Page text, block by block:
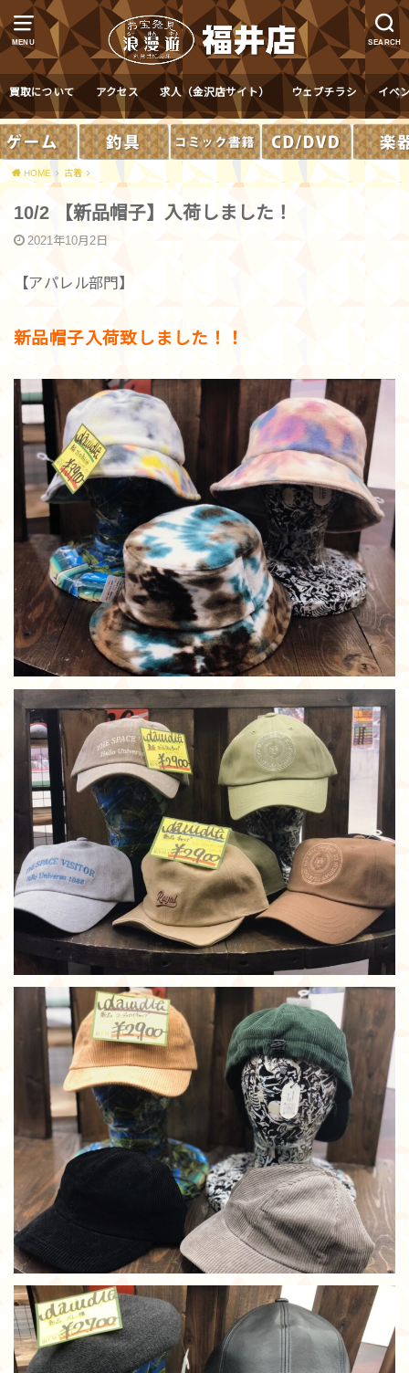
MENU SEARCH
買取について アクセス 求人（金沢店サイト） ウェブチラシ イベ
HOME 古着
10/2 【新品帽子】入荷しました！
2021年10月2日
【アパレル部門】
新品帽子入荷致しました！！